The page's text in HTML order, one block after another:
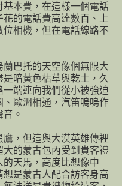
本費，在這樣一個電話
的電話費高達數百、上
相機，但在電話線路不
巴托的天空像個無限大
暗黃色枯草與乾土，久
端連向我們從小被強迫
歐洲相通，汽笛嗚嗚作
。
，但這與大漠英雄傳裡
的蒙古包內受到貴客禮
天馬，高度比想像中
想是蒙古人配合訪客身高